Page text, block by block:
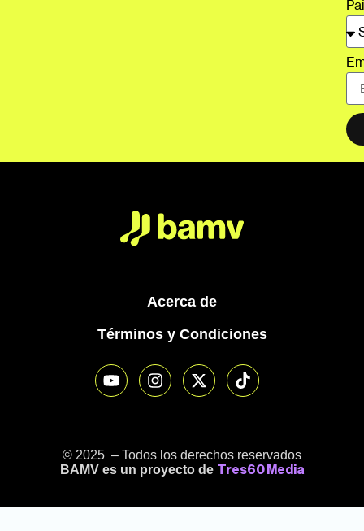
Acerca de
Términos y Condiciones
© 2025 – Todos los derechos reservados
BAMV es un proyecto de Tres60 Media